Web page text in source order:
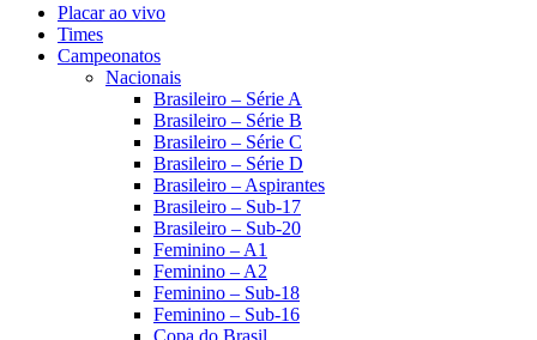
Placar ao vivo
Times
Campeonatos
Nacionais
Brasileiro – Série A
Brasileiro – Série B
Brasileiro – Série C
Brasileiro – Série D
Brasileiro – Aspirantes
Brasileiro – Sub-17
Brasileiro – Sub-20
Feminino – A1
Feminino – A2
Feminino – Sub-18
Feminino – Sub-16
Copa do Brasil